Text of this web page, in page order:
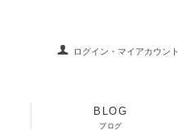
ログイン・マイアカウント
BLOG
ブログ